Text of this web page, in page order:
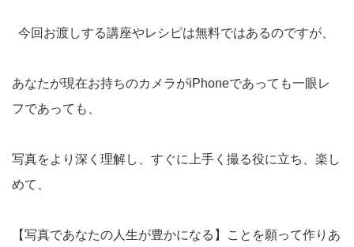
今回お渡しする講座やレシピは無料ではあるのですが、
あなたが現在お持ちのカメラがiPhoneであっても一眼レ
フであっても、
写真をより深く理解し、すぐに上手く撮る役に立ち、楽し
めて、
【写真であなたの人生が豊かになる】ことを願って作りあ